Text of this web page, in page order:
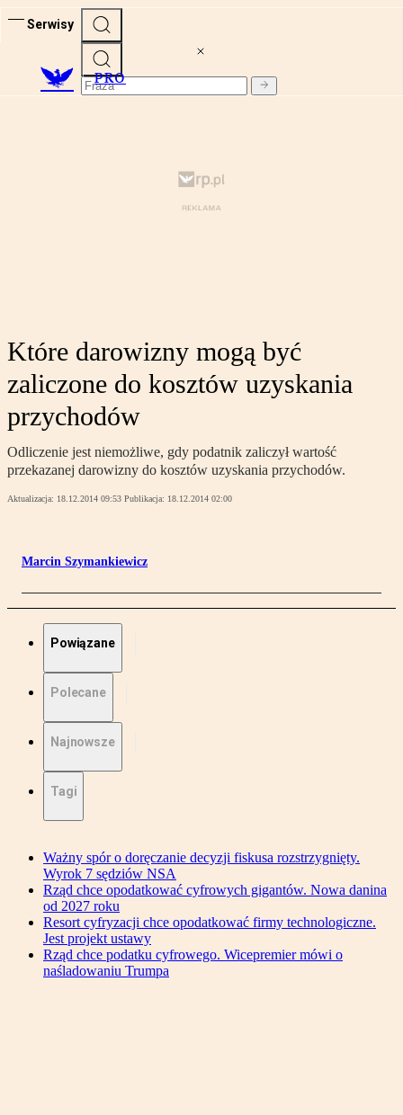
Serwisy
PRO
Które darowizny mogą być
zaliczone do kosztów uzyskania
przychodów
Odliczenie jest niemożliwe, gdy podatnik zaliczył wartość
przekazanej darowizny do kosztów uzyskania przychodów.
Aktualizacja: 18.12.2014 09:53 Publikacja: 18.12.2014 02:00
Marcin Szymankiewicz
Powiązane
Polecane
Najnowsze
Tagi
Ważny spór o doręczanie decyzji fiskusa rozstrzygnięty.
Wyrok 7 sędziów NSA
Rząd chce opodatkować cyfrowych gigantów. Nowa danina
od 2027 roku
Resort cyfryzacji chce opodatkować firmy technologiczne.
Jest projekt ustawy
Rząd chce podatku cyfrowego. Wicepremier mówi o
naśladowaniu Trumpa